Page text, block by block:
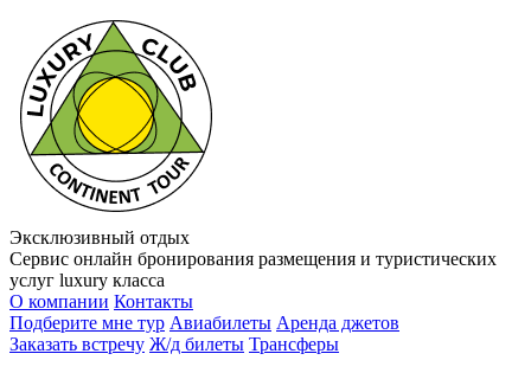
Эксклюзивный отдых
Сервис онлайн бронирования размещения и туристических
услуг luxury класса
О компании Контакты
Подберите мне тур Авиабилеты Аренда джетов
Заказать встречу Ж/д билеты Трансферы